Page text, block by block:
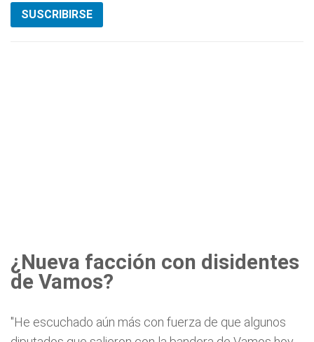
SUSCRIBIRSE
¿Nueva facción con disidentes
de Vamos?
"He escuchado aún más con fuerza de que algunos